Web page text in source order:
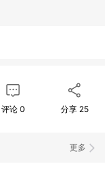
评论0 分享 25
更多